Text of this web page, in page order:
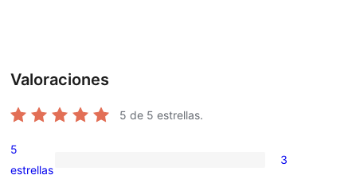
Valoraciones
5 de 5 estrellas.
3
5
estrellas
3